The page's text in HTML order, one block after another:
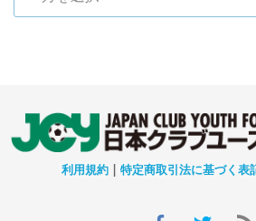
利用規約 | 特定商取引法に基づく表